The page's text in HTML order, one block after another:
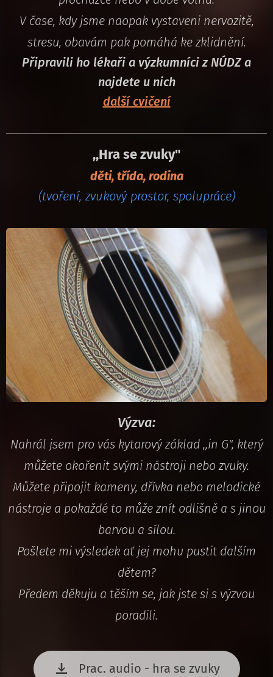
V čase, kdy jsme naopak vystaveni nervozitě,
stresu, obavám pak pomáhá ke zklidnění.
Připravili ho lékaři a výzkumníci z NÚDZ a
najdete u nich
další cvičení
,,Hra se zvuky"
děti, třída, rodina
(tvoření, zvukový prostor, spolupráce)
Výzva:
Nahrál jsem pro vás kytarový základ ,,in G", který
můžete okořenit svými nástroji nebo zvuky.
Můžete připojit kameny, dřívka nebo melodické
nástroje a pokaždé to může znít odlišně a s jinou
barvou a sílou.
Pošlete mi výsledek ať jej mohu pustit dalším
dětem?
Předem děkuju a těším se, jak jste si s výzvou
poradili.
Prac. audio - hra se zvuky